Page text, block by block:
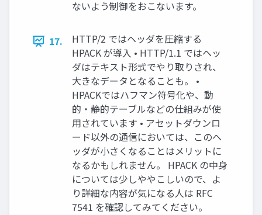
ないよう制御をおこないます。
17.
HTTP/2 ではヘッダを圧縮する
HPACK が導入 • HTTP/1.1 ではヘッ
ダはテキスト形式でやり取りされ、
大きなデータとなることも。 •
HPACKではハフマン符号化や、動
的・静的テーブルなどの仕組みが使
用されています • アセットダウンロ
ード以外の通信においては、このヘ
ッダが小さくなることはメリットに
なるかもしれません。 HPACK の中身
については少しややこしいので、よ
り詳細な内容が気になる人は RFC
7541 を確認してみてください。